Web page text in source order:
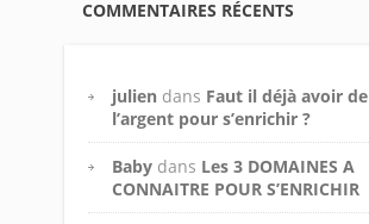
COMMENTAIRES RÉCENTS
julien dans Faut il déjà avoir de
l’argent pour s’enrichir ?
Baby dans Les 3 DOMAINES A
CONNAITRE POUR S’ENRICHIR